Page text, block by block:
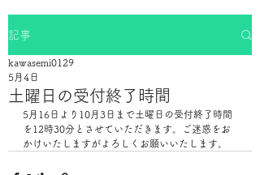
記事
土曜日の受付終了時間
kawasemi0129
5月4日
5月16日より10月3日まで土曜日の受付終了時間
を12時30分とさせていただきます。ご迷惑をお
かけいたしますがよろしくお願いいたします。